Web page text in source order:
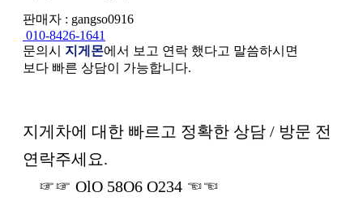
판매자 : gangso0916
010-8426-1641
문의시 지게몬에서 보고 연락 했다고 말씀하시면
보다 빠른 상담이 가능합니다.
본문
지게차에 대한 빠르고 정확한 상담 / 방문 전
연락주세요.
☞☞ OlO 58O6 O234 ☜☜